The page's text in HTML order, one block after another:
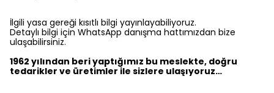
İlgili yasa gereği kısıtlı bilgi yayınlayabiliyoruz.
Detaylı bilgi için WhatsApp danışma hattımızdan bize
ulaşabilirsiniz.
1962 yılından beri yaptığımız bu meslekte, doğru
tedarikler ve üretimler ile sizlere ulaşıyoruz…